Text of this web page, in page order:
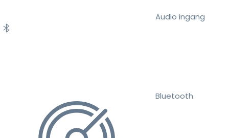
Audio ingang
Bluetooth